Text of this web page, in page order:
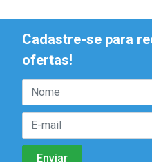
Cadastre-se para
ofertas!